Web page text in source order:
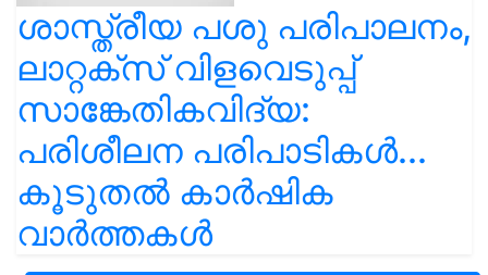
ശാസ്ത്രീയ പശു പരിപാലനം,
ലാറ്റക്സ് വിളവെടുപ്പ്
സാങ്കേതികവിദ്യ:
പരിശീലന പരിപാടികൾ...
കൂടുതൽ കാർഷിക
വാർത്തകൾ